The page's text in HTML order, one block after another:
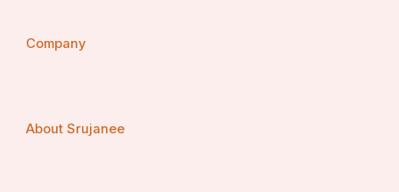
Company
About Srujanee